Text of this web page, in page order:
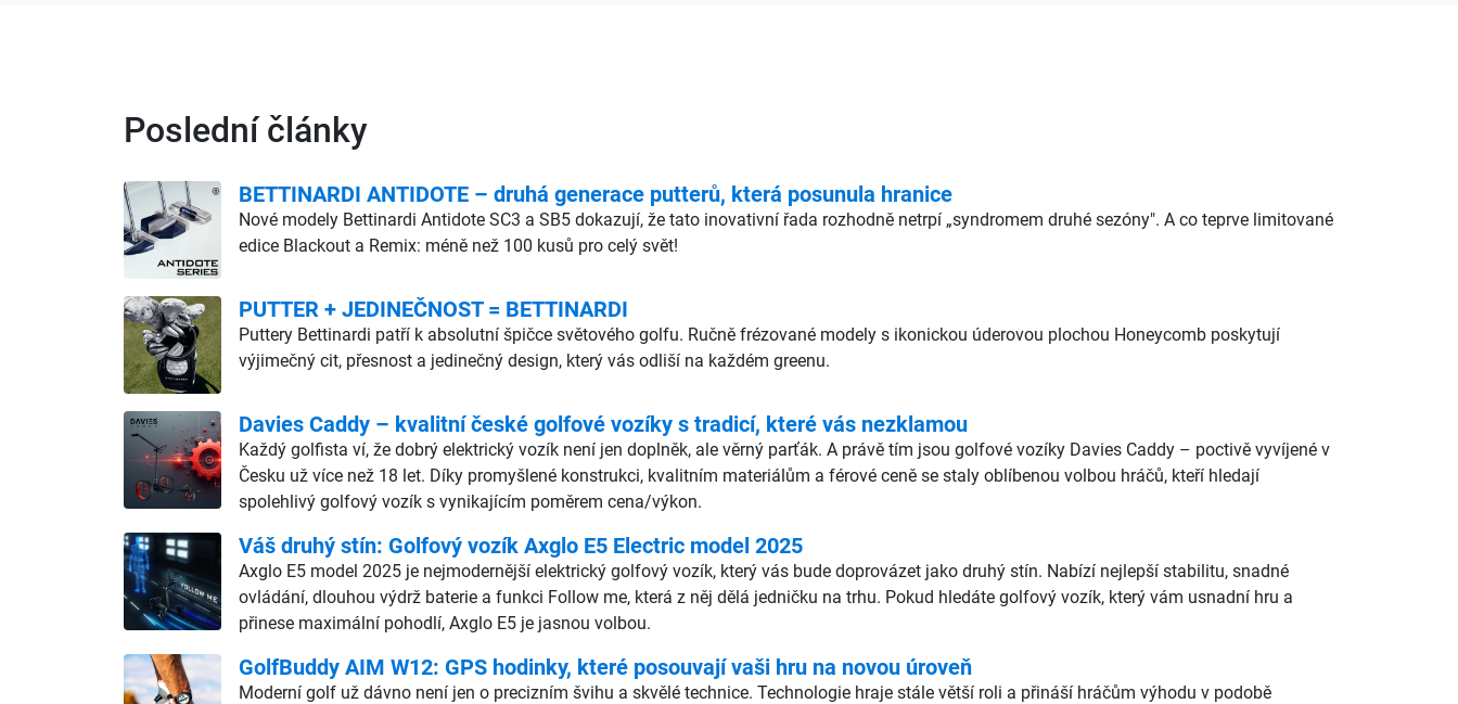
Poslední články
BETTINARDI ANTIDOTE – druhá generace putterů, která posunula hranice
Nové modely Bettinardi Antidote SC3 a SB5 dokazují, že tato inovativní řada rozhodně netrpí „syndromem druhé sezóny". A co teprve limitované
edice Blackout a Remix: méně než 100 kusů pro celý svět!
PUTTER + JEDINEČNOST = BETTINARDI
Puttery Bettinardi patří k absolutní špičce světového golfu. Ručně frézované modely s ikonickou úderovou plochou Honeycomb poskytují
výjimečný cit, přesnost a jedinečný design, který vás odliší na každém greenu.
Davies Caddy – kvalitní české golfové vozíky s tradicí, které vás nezklamou
Každý golfista ví, že dobrý elektrický vozík není jen doplněk, ale věrný parťák. A právě tím jsou golfové vozíky Davies Caddy – poctivě vyvíjené v
Česku už více než 18 let. Díky promyšlené konstrukci, kvalitním materiálům a férové ceně se staly oblíbenou volbou hráčů, kteří hledají
spolehlivý golfový vozík s vynikajícím poměrem cena/výkon.
Váš druhý stín: Golfový vozík Axglo E5 Electric model 2025
Axglo E5 model 2025 je nejmodernější elektrický golfový vozík, který vás bude doprovázet jako druhý stín. Nabízí nejlepší stabilitu, snadné
ovládání, dlouhou výdrž baterie a funkci Follow me, která z něj dělá jedničku na trhu. Pokud hledáte golfový vozík, který vám usnadní hru a
přinese maximální pohodlí, Axglo E5 je jasnou volbou.
GolfBuddy AIM W12: GPS hodinky, které posouvají vaši hru na novou úroveň
Moderní golf už dávno není jen o precizním švihu a skvělé technice. Technologie hraje stále větší roli a přináší hráčům výhodu v podobě